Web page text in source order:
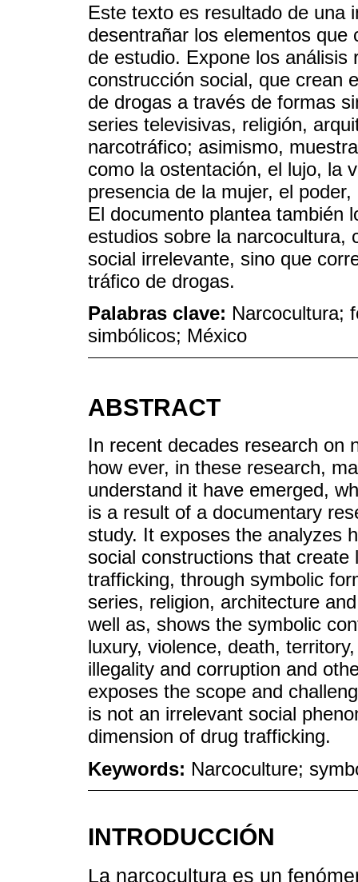
Este texto es resultado de una
desentrañar los elementos
de estudio. Expone los
construcción social, que crean
de drogas a través de formas
series televisivas, religión,
narcotráfico; asimismo,
como la ostentación, el lujo, la
presencia de la mujer, el
El documento plantea también
estudios sobre la narcocultura,
social irrelevante, sino que
tráfico de drogas.
Palabras clave: Narcocultura;
simbólicos; México
ABSTRACT
In recent decades research on
how ever, in these research,
understand it have emerged,
is a result of a documentary
study. It exposes the analyzes
social constructions that
trafficking, through symbolic
series, religion, architecture
well as, shows the symbolic
luxury, violence, death,
illegality and corruption and
exposes the scope and
is not an irrelevant social
dimension of drug trafficking.
Keywords: Narcoculture;
INTRODUCCIÓN
La narcocultura es un